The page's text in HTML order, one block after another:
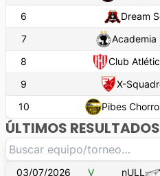
6
Dream
7
Academia
8
Club
9
X-
10
Pibes
ÚLTIMOS RESULTADOS
03/07/2026 V nULL